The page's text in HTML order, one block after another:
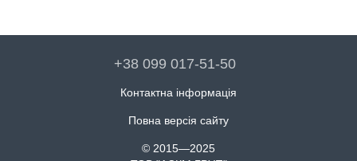
+38 099 017-51-50
Контактна інформація
Повна версія сайту
© 2015—2025